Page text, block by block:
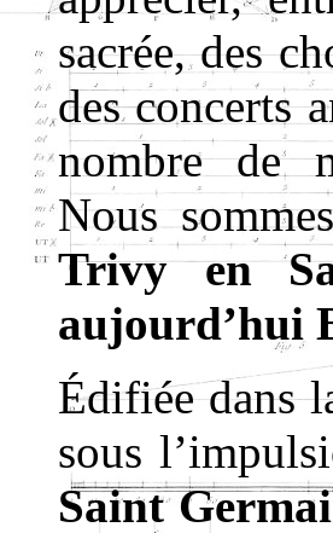
sacrée, des
des concerts
nombre de
Nous
Trivy en
aujourd’hui
Édifiée dans
sous
Saint